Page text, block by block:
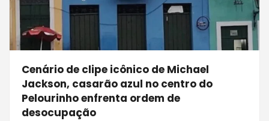
Cenário de clipe icônico de Michael
Jackson, casarão azul no centro do
Pelourinho enfrenta ordem de
desocupação